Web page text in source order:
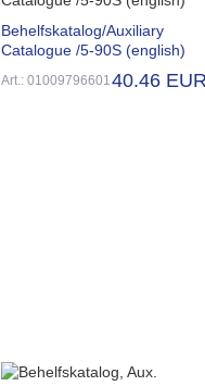
Behelfskatalog/Auxiliary
Catalogue /5-90S (english)
Art.: 01009796601 40.46